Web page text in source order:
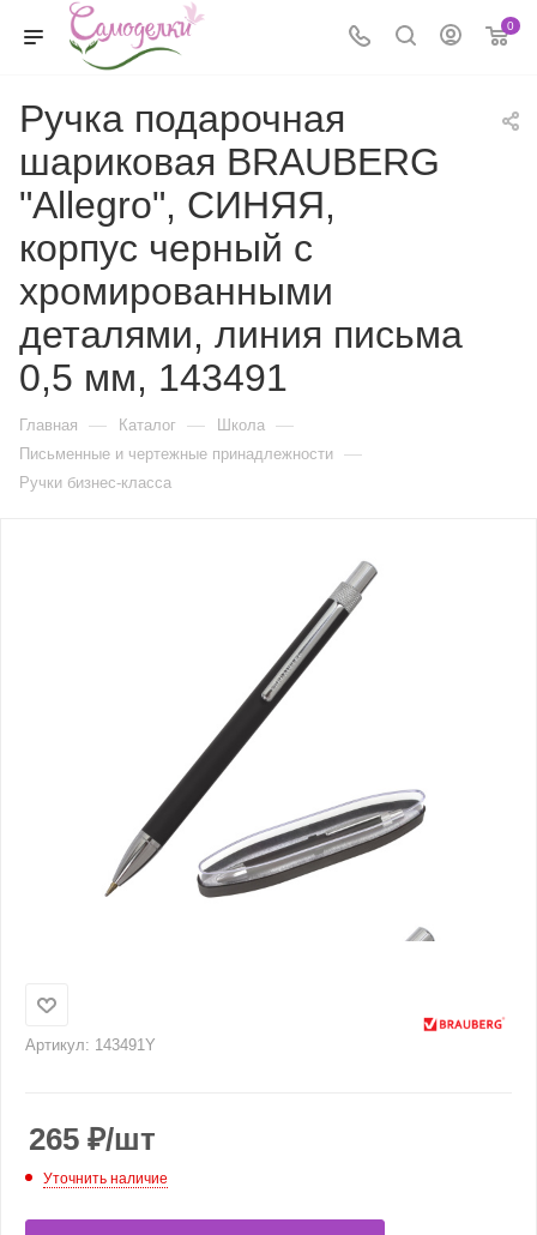
0
Ручка подарочная
шариковая BRAUBERG
"Allegro", СИНЯЯ,
корпус черный с
хромированными
деталями, линия письма
0,5 мм, 143491
Главная — Каталог — Школа —
Письменные и чертежные принадлежности —
Ручки бизнес-класса
Артикул: 143491Y
265 ₽/шт
Уточнить наличие